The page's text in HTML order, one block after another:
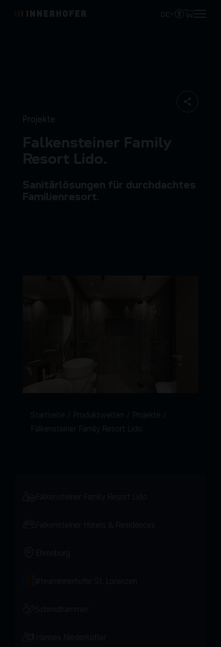
DE
Projekte
Falkensteiner Family
Resort Lido.
Sanitärlösungen für durchdachtes
Familienresort.
Startseite Produktwelten
Projekte
Falkensteiner Family Resort Lido.